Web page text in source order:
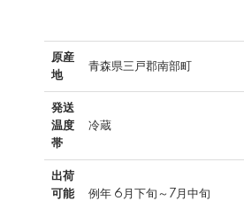
原産
地
青森県三戸郡南部町
発送
温度
帯
冷蔵
出荷
可能
例年 6月下旬～7月中旬